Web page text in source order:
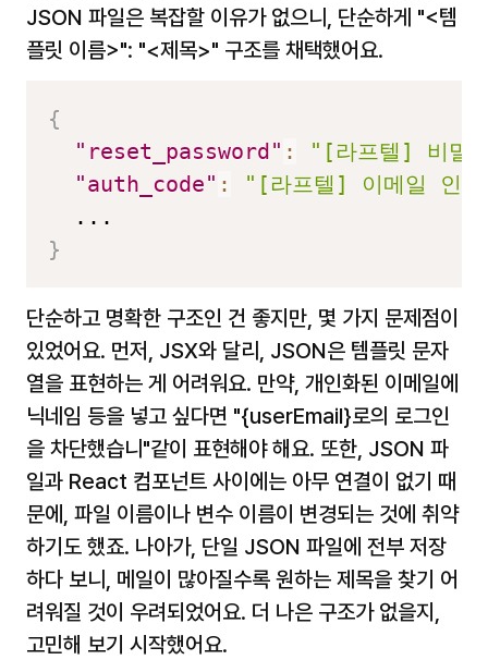
JSON 파일은 복잡할 이유가 없으니, 단순하게 "<템
플릿 이름>": "<제목>" 구조를 채택했어요.
{
"reset_password" :
"[라프텔] 비밀
"auth_code" :
"[라프텔] 이메일 인
}
단순하고 명확한 구조인 건 좋지만, 몇 가지 문제점이
있었어요. 먼저, JSX와 달리, JSON은 템플릿 문자
열을 표현하는 게 어려워요. 만약, 개인화된 이메일에
닉네임 등을 넣고 싶다면 "{userEmail}로의 로그인
을 차단했습니"같이 표현해야 해요. 또한, JSON 파
일과 React 컴포넌트 사이에는 아무 연결이 없기 때
문에, 파일 이름이나 변수 이름이 변경되는 것에 취약
하기도 했죠. 나아가, 단일 JSON 파일에 전부 저장
하다 보니, 메일이 많아질수록 원하는 제목을 찾기 어
려워질 것이 우려되었어요. 더 나은 구조가 없을지,
고민해 보기 시작했어요.